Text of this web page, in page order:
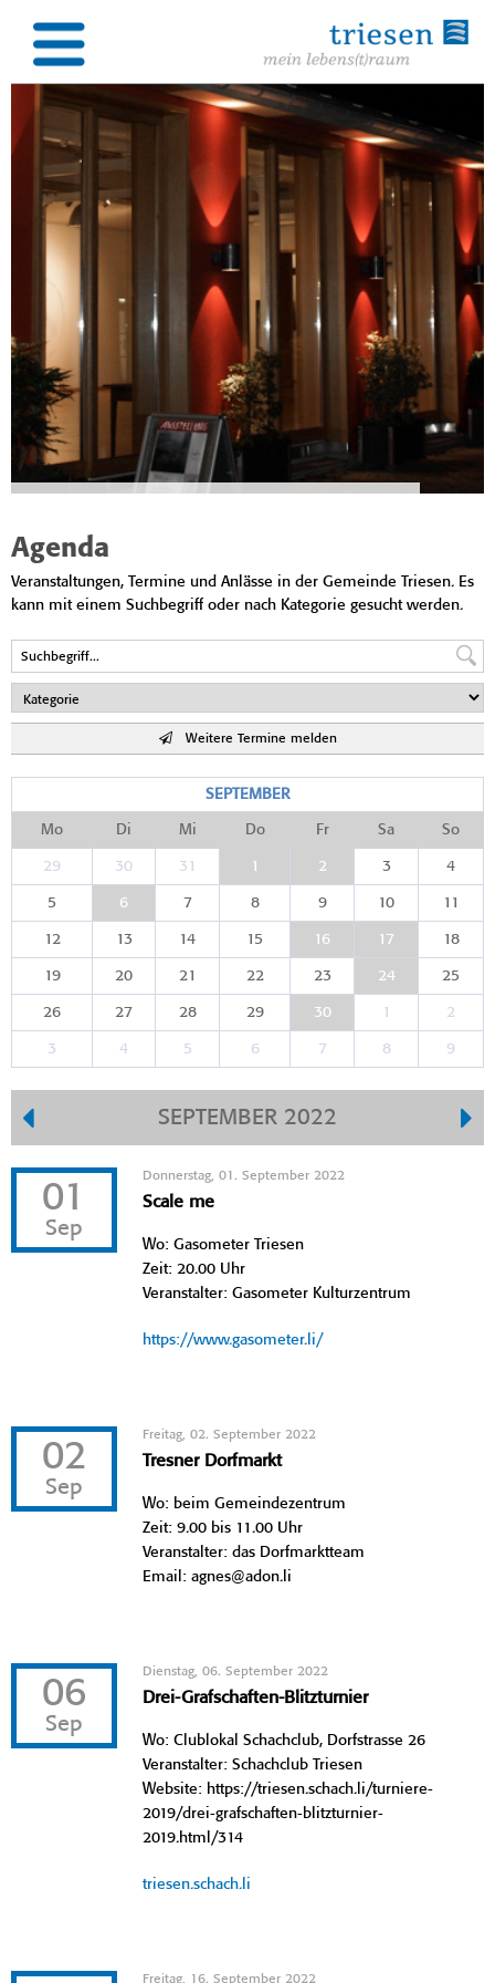
Agenda
Veranstaltungen, Termine und Anlässe in der Gemeinde Triesen. Es
kann mit einem Suchbegriff oder nach Kategorie gesucht werden.
Weitere Termine melden
SEPTEMBER
Mo Di Mi Do Fr Sa So
29 30 31 1 2 3 4
5 6 7 8 9 10 11
12 13 14 15 16 17 18
19 20 21 22 23 24 25
26 27 28 29 30 1 2
3 4 5 6 7 8 9
SEPTEMBER 2022
01
Sep
Donnerstag, 01. September 2022
Scale me
Wo: Gasometer Triesen
Zeit: 20.00 Uhr
Veranstalter: Gasometer Kulturzentrum
https://www.gasometer.li/
02
Sep
Freitag, 02. September 2022
Tresner Dorfmarkt
Wo: beim Gemeindezentrum
Zeit: 9.00 bis 11.00 Uhr
Veranstalter: das Dorfmarktteam
Email: agnes@adon.li
06
Sep
Dienstag, 06. September 2022
Drei-Grafschaften-Blitzturnier
Wo: Clublokal Schachclub, Dorfstrasse 26
Veranstalter: Schachclub Triesen
Website: https://triesen.schach.li/turniere-
2019/drei-grafschaften-blitzturnier-
2019.html/314
triesen.schach.li
Freitag, 16. September 2022